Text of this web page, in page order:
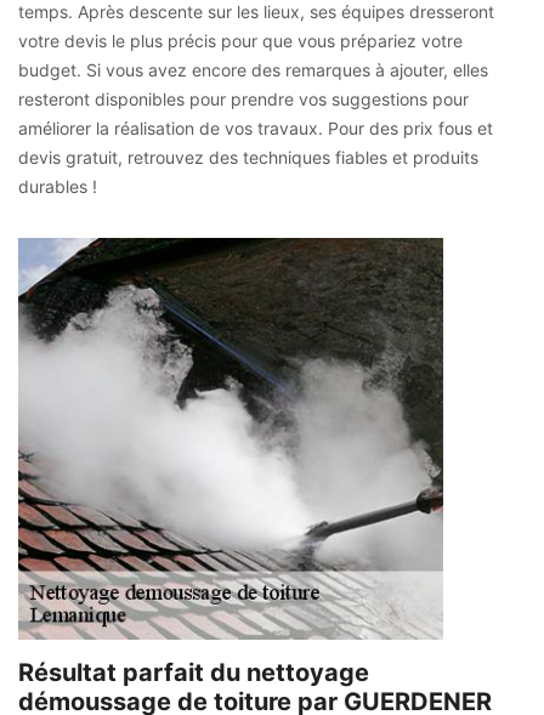
temps. Après descente sur les lieux, ses équipes dresseront
votre devis le plus précis pour que vous prépariez votre
budget. Si vous avez encore des remarques à ajouter, elles
resteront disponibles pour prendre vos suggestions pour
améliorer la réalisation de vos travaux. Pour des prix fous et
devis gratuit, retrouvez des techniques fiables et produits
durables !
Résultat parfait du nettoyage
démoussage de toiture par GUERDENER